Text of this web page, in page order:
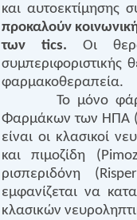
και αυτοεκτίμησης
προκαλούν
των tics.Οι
συμπεριφοριστικής
φαρμακοθεραπεία.
Το μόνο
Φαρμάκων των ΗΠΑ (
είναι οι κλασικοί
και πιμοζίδη (
ρισπεριδόνη (
εμφανίζεται να
κλασικών